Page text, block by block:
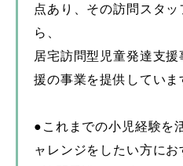
点あり、その訪問スタ
ら、
居宅訪問型児童発達支
援の事業を提供していま
●これまでの小児経験を
ャレンジをしたい方にお